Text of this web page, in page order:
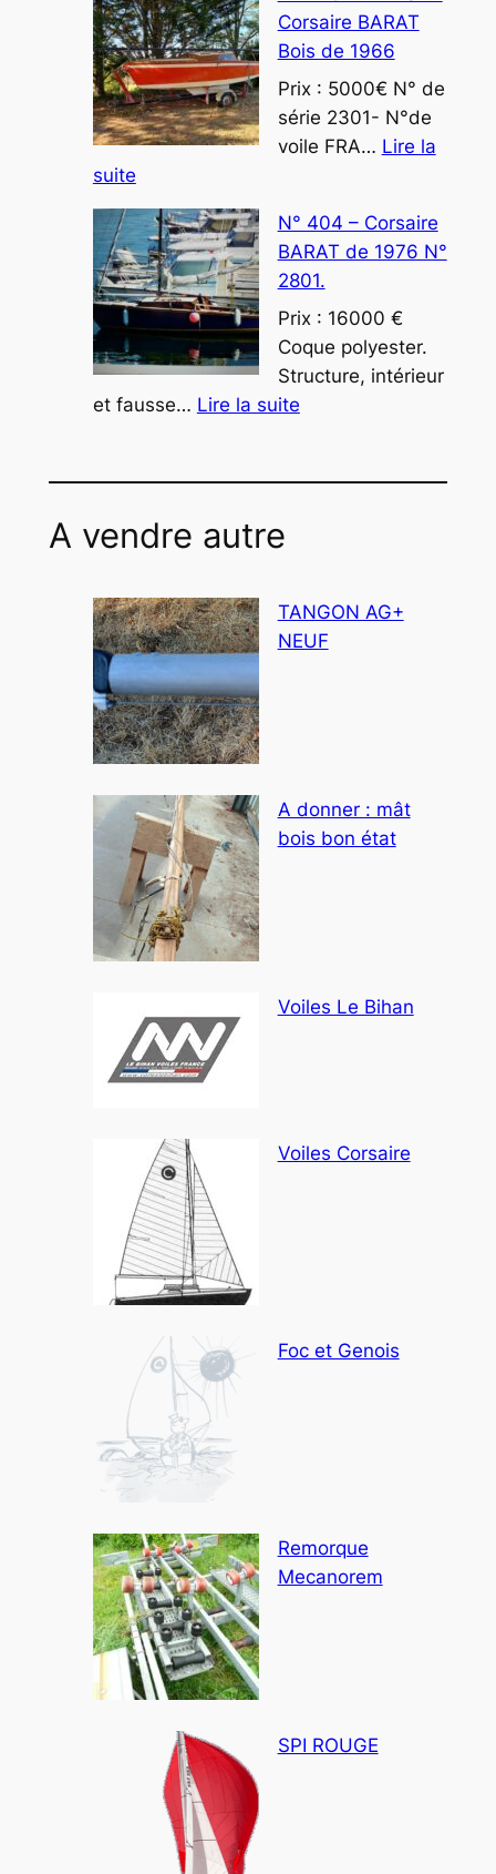
CORSAIRE
« PETRUS »
FRA12348
Corsaire BARAT
Bois de 1966
Prix : 5000€ N° de
série 2301- N°de
voile FRA… Lire la
suite:
N°
425
:
PRELUDE
Corsaire
BARAT
Bois
de
N° 404 – Corsaire
BARAT de 1976 N°
2801.
Prix : 16000 €
Coque polyester.
Structure, intérieur
et fausse… Lire la suite:
–
1976
N°
A vendre autre
TANGON AG+
NEUF
A donner : mât
bois bon état
Voiles Le Bihan
Voiles Corsaire
Foc et Genois
Remorque
Mecanorem
SPI ROUGE